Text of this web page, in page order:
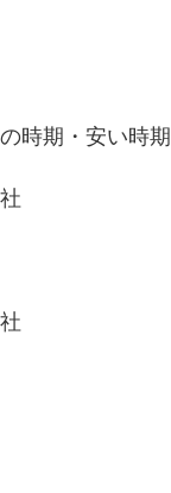
時期・安い時期